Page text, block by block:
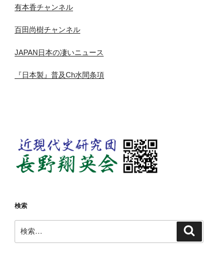
有本香チャンネル
百田尚樹チャンネル
JAPAN日本の凄いニュース
『日本製』普及Ch水間条項
検索
索: